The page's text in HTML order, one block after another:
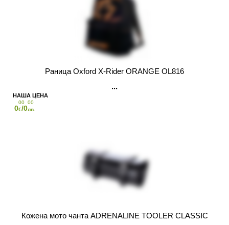
Раница Oxford X-Rider ORANGE OL816
0
00
€/0
00
лв.
Кожена мото чанта ADRENALINE TOOLER CLASSIC